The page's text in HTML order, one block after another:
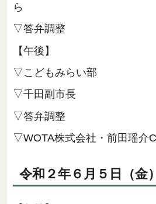
ら
▽答弁調整
【午後】
▽こどもみらい部
▽千田副市長
▽答弁調整
▽WOTA株式会社・前田瑶介
令和２年６月５日（金）